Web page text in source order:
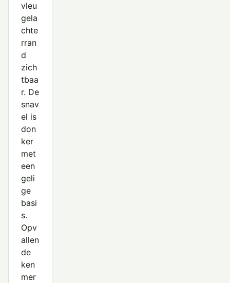
vleu
gela
chte
rran
d
zich
tbaa
r. De
snav
el is
don
ker
met
een
geli
ge
basi
s.
Opv
allen
de
ken
mer